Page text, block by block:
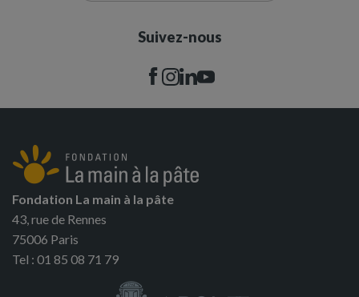
Suivez-nous
Fondation La main à la pâte
43, rue de Rennes
75006 Paris
Tel : 01 85 08 71 79